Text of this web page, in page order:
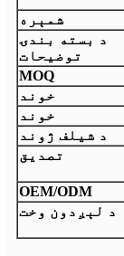
شمېره
د بسته بندۍ
توضیحات
MOQ
خوند
خوند
د شیلف ژوند
تصدیق
OEM/ODM
د لېږدون وخت